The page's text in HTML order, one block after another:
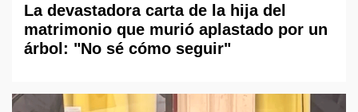
La devastadora carta de la hija del
matrimonio que murió aplastado por un
árbol: "No sé cómo seguir"